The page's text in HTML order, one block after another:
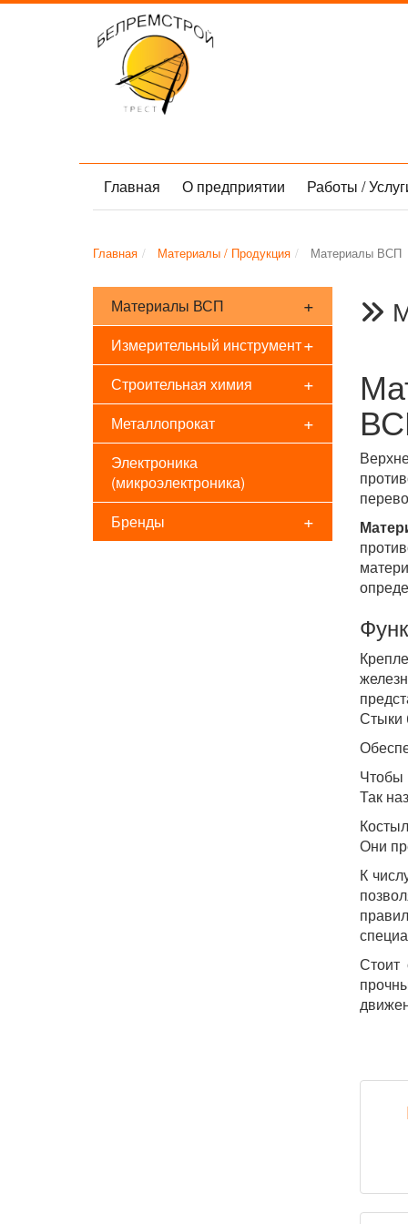
Главная О предприятии Работы /
Главная Материалы / Продукция Материалы ВСП
Материалы ВСП +
Измерительный инструмент+
Строительная химия +
Металлопрокат +
Электроника
(микроэлектроника)
Бренды
+
Стыки
Чтобы
Так
Они
К
Стоит